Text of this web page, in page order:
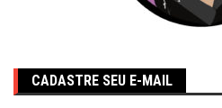
CADASTRE SEU E-MAIL